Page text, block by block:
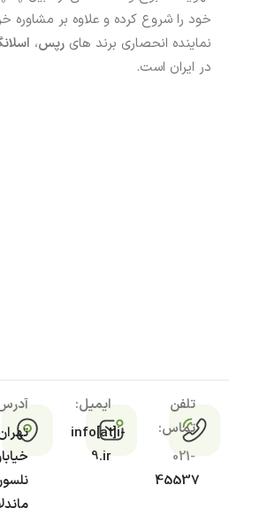
خود را شروع کرده و علاوه بر مشاوره
نماینده انحصاری برند های رپس،
در ایران است.
تلفن
تماس:
021-
45537
ایمیل:
info[at]i-
9.ir